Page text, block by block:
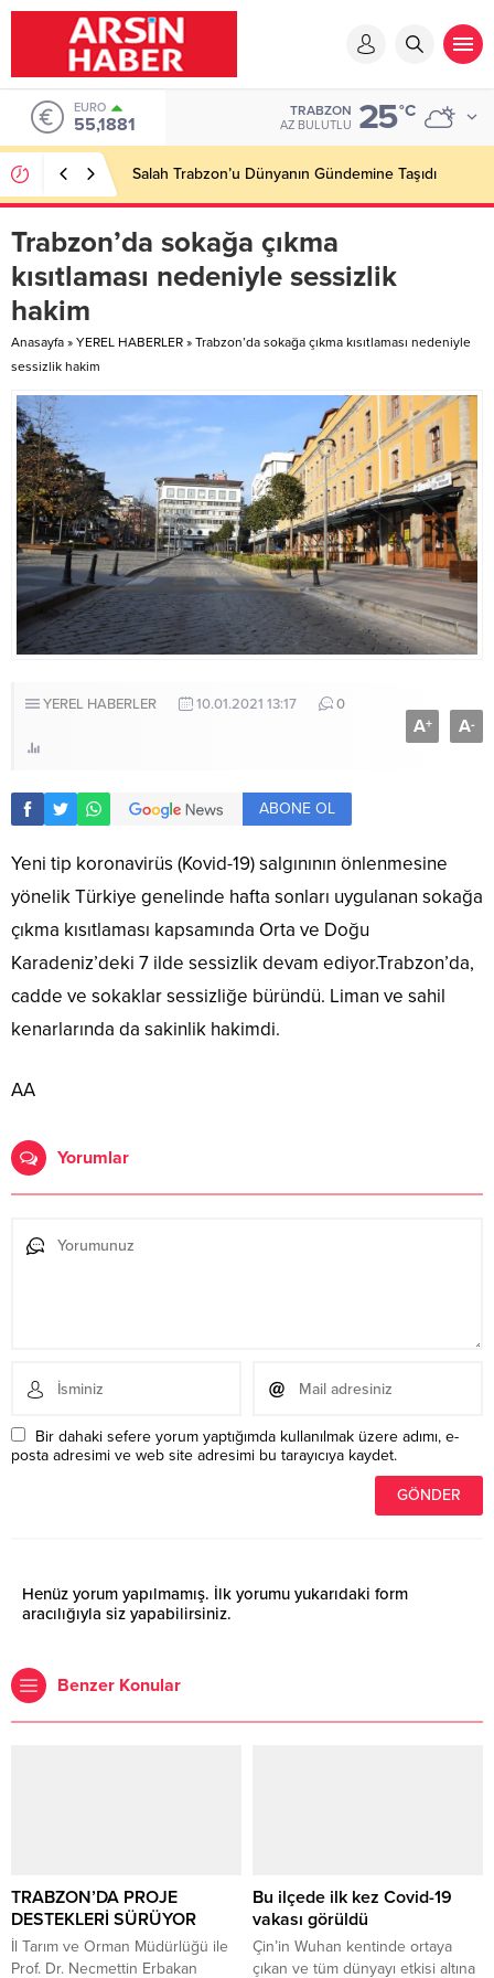
EURO
55,1881
TRABZON
AZ BULUTLU 25°C
Salah Trabzon’u Dünyanın Gündemine Taşıdı
Trabzon’da sokağa çıkma
kısıtlaması nedeniyle sessizlik
hakim
Anasayfa » YEREL HABERLER » Trabzon’da sokağa çıkma kısıtlaması nedeniyle
sessizlik hakim
YEREL HABERLER 10.01.2021 13:17 0
A+ A-
ABONE OL
Yeni tip koronavirüs (Kovid-19) salgınının önlenmesine
yönelik Türkiye genelinde hafta sonları uygulanan sokağa
çıkma kısıtlaması kapsamında Orta ve Doğu
Karadeniz’deki 7 ilde sessizlik devam ediyor.Trabzon’da,
cadde ve sokaklar sessizliğe büründü. Liman ve sahil
kenarlarında da sakinlik hakimdi.
AA
Yorumlar
Bir dahaki sefere yorum yaptığımda kullanılmak üzere adımı, e-
posta adresimi ve web site adresimi bu tarayıcıya kaydet.
Henüz yorum yapılmamış. İlk yorumu yukarıdaki form
aracılığıyla siz yapabilirsiniz.
Benzer Konular
TRABZON’DA PROJE
DESTEKLERİ SÜRÜYOR
​İl Tarım ve Orman Müdürlüğü ile
Prof. Dr. Necmettin Erbakan
Bu ilçede ilk kez Covid-19
vakası görüldü
Çin’in Wuhan kentinde ortaya
çıkan ve tüm dünyayı etkisi altına